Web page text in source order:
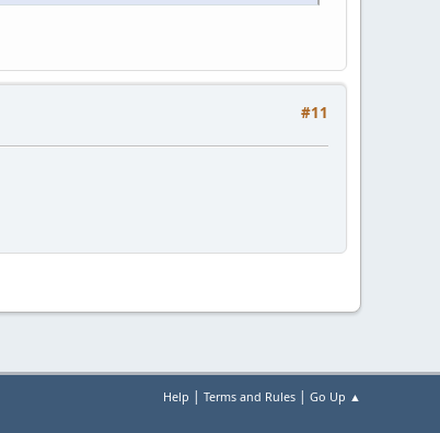
#11
Help | Terms and Rules | Go Up ▲